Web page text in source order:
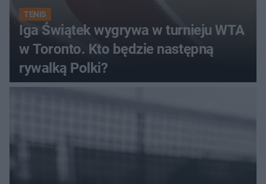
TENIS
Iga Świątek wygrywa w turnieju WTA
w Toronto. Kto będzie następną
rywalką Polki?